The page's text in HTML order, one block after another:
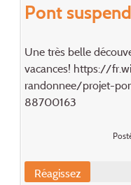
Pont
Une très belle
vacances! https://
randonnee/projet-
88700163
Réagissez